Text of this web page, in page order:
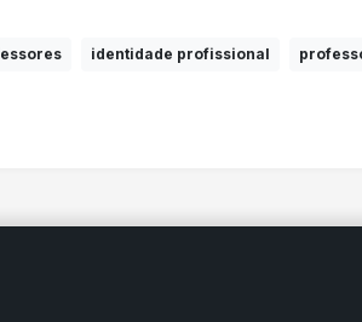
identidade profissional